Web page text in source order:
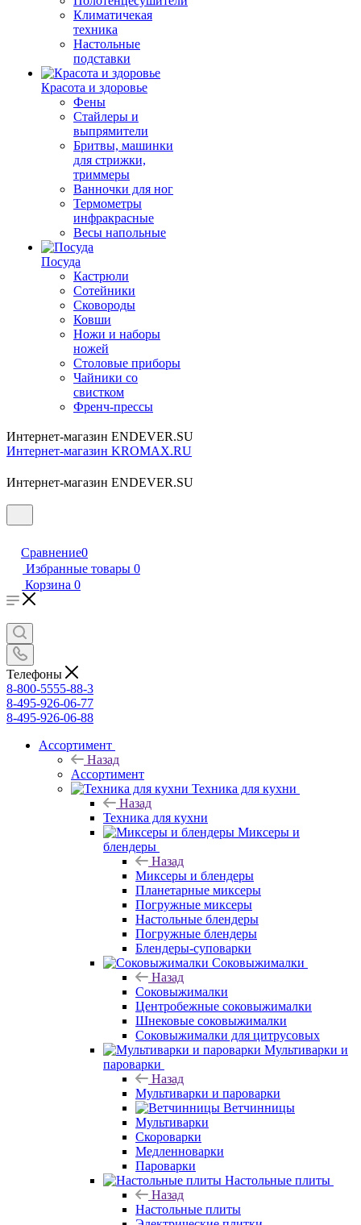
Климатичекая
техника
Настольные
подставки
Красота и здоровье
Фены
Стайлеры и
выпрямители
Бритвы, машинки
для стрижки,
триммеры
Ванночки для ног
Термометры
инфракрасные
Весы напольные
Посуда
Кастрюли
Сотейники
Сковороды
Ковши
Ножи и наборы
ножей
Столовые приборы
Чайники со
свистком
Френч-прессы
Интернет-магазин ENDEVER.SU
Интернет-магазин KROMAX.RU
Интернет-магазин ENDEVER.SU
Сравнение0
Избранные товары 0
Корзина 0
Телефоны
8-800-5555-88-3
8-495-926-06-77
8-495-926-06-88
Ассортимент
Назад
Ассортимент
Техника для кухни
Назад
Техника для кухни
Миксеры и
блендеры
Назад
Миксеры и блендеры
Планетарные миксеры
Погружные миксеры
Настольные блендеры
Погружные блендеры
Блендеры-суповарки
Соковыжималки
Назад
Соковыжималки
Центробежные соковыжималки
Шнековые соковыжималки
Соковыжималки для цитрусовых
Мультиварки и
пароварки
Назад
Мультиварки и пароварки
Ветчинницы
Мультиварки
Скороварки
Медленноварки
Пароварки
Настольные плиты
Назад
Настольные плиты